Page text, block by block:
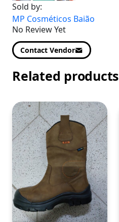
Sold by:
MP Cosméticos Baião
No Review Yet
Contact Vendor
Related products